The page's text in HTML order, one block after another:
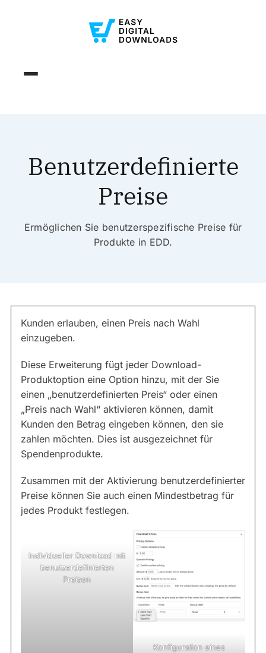
Benutzerdefinierte
Preise
Ermöglichen Sie benutzerspezifische Preise für
Produkte in EDD.
Kunden erlauben, einen Preis nach Wahl
einzugeben.
Diese Erweiterung fügt jeder Download-
Produktoption eine Option hinzu, mit der Sie
einen „benutzerdefinierten Preis“ oder einen
„Preis nach Wahl“ aktivieren können, damit
Kunden den Betrag eingeben können, den sie
zahlen möchten. Dies ist ausgezeichnet für
Spendenprodukte.
Zusammen mit der Aktivierung benutzerdefinierter
Preise können Sie auch einen Mindestbetrag für
jedes Produkt festlegen.
Individueller Download mit
benutzerdefinierten
Preisen
Konfiguration eines